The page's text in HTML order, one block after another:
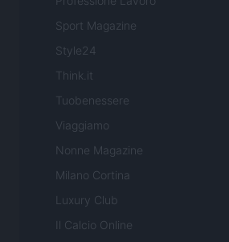
Sport Magazine
Style24
Think.it
Tuobenessere
Viaggiamo
Nonne Magazine
Milano Cortina
Luxury Club
Il Calcio Online